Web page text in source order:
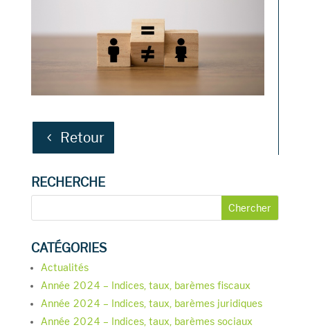
Retour
RECHERCHE
CATÉGORIES
Actualités
Année 2024 – Indices, taux, barèmes fiscaux
Année 2024 – Indices, taux, barèmes juridiques
Année 2024 – Indices, taux, barèmes sociaux